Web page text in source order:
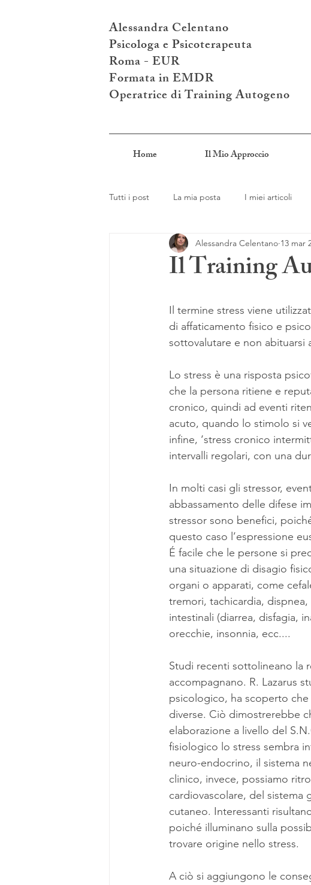
Alessandra Celentano
Psicologa e Psicoterapeuta
Roma - EUR
Formata in EMDR
Operatrice di Training Autogeno
Home Il Mio Approccio
Tutti i post La mia posta I miei articoli
Il Training
Alessandra Celentano 13 mar
Il termine stress viene
di affaticamento fisico e
sottovalutare e non abituarsi
Lo stress è una risposta
che la persona ritiene e
cronico, quindi ad eventi
acuto, quando lo stimolo si
infine, ‘stress cronico
intervalli regolari, con una
In molti casi gli stressor,
abbassamento delle difese
stressor sono benefici,
questo caso l’espressione
É facile che le persone si
una situazione di disagio
organi o apparati, come
tremori, tachicardia,
intestinali (diarrea, disfagia,
orecchie, insonnia, ecc....
Studi recenti sottolineano la
accompagnano. R. Lazarus
psicologico, ha scoperto
diverse. Ciò dimostrerebbe
elaborazione a livello del
fisiologico lo stress sembra
neuro-endocrino, il sistema
clinico, invece, possiamo
cardiovascolare, del sistema
cutaneo. Interessanti
poiché illuminano sulla
trovare origine nello stress.
A ciò si aggiungono le